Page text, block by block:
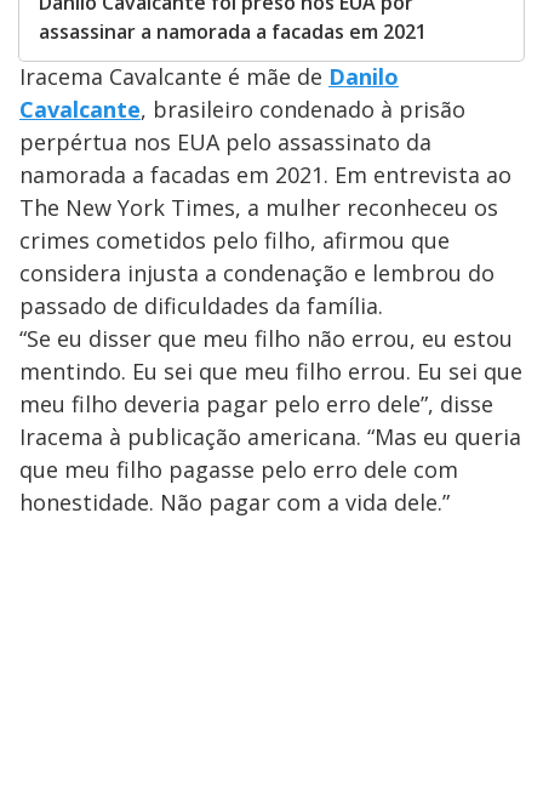
assassinar a namorada a facadas em 2021
Iracema Cavalcante é mãe de Danilo
Cavalcante, brasileiro condenado à prisão
perpértua nos EUA pelo assassinato da
namorada a facadas em 2021. Em entrevista ao
The New York Times, a mulher reconheceu os
crimes cometidos pelo filho, afirmou que
considera injusta a condenação e lembrou do
passado de dificuldades da família.
“Se eu disser que meu filho não errou, eu estou
mentindo. Eu sei que meu filho errou. Eu sei que
meu filho deveria pagar pelo erro dele”, disse
Iracema à publicação americana. “Mas eu queria
que meu filho pagasse pelo erro dele com
honestidade. Não pagar com a vida dele.”